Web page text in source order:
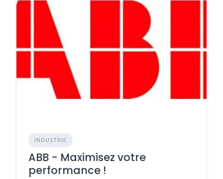
INDUSTRIE
ABB - Maximisez votre
performance !